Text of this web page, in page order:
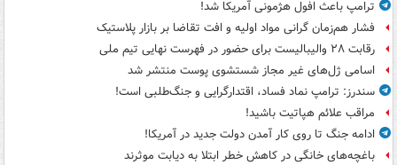
ترامپ باعث افول هژمونی آمریکا شد!
فشار هم‌زمان گرانی مواد اولیه و افت تقاضا بر بازار پلاستیک
رقابت ۲۸ والیبالیست برای حضور در فهرست نهایی تیم ملی
اسامی ژل‌های غیر مجاز شستشوی پوست منتشر شد
سندرز: ترامپ نماد فساد، اقتدارگرایی و جنگ‌طلبی است!
مراقب علائم هپاتیت باشید!
ادامه جنگ تا روی کار آمدن دولت جدید در آمریکا!
باغچه‌های خانگی در کاهش خطر ابتلا به دیابت موثرند